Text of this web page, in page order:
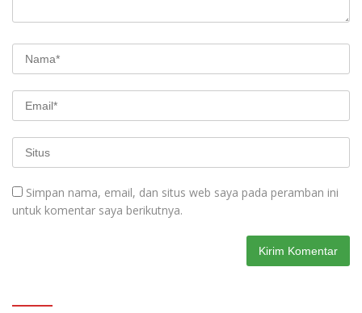
Simpan nama, email, dan situs web saya pada peramban ini
untuk komentar saya berikutnya.